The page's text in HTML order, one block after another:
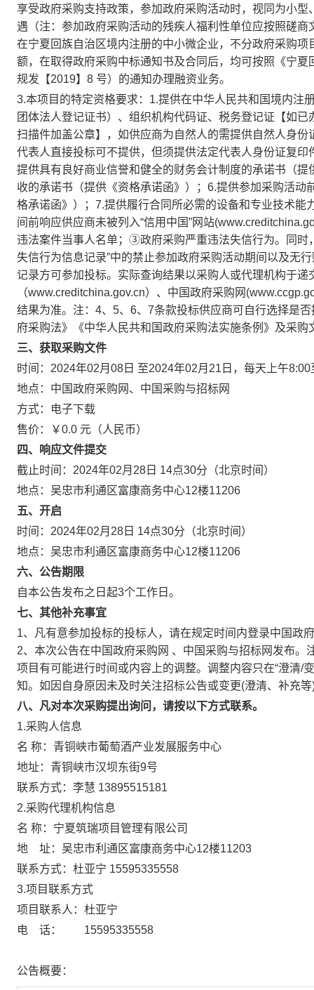
享受政府采购支持政策，参加政府采购活动时，视同为小
遇（注：参加政府采购活动的残疾人福利性单位应按照磋
在宁夏回族自治区境内注册的中小微企业，不分政府采购
额，在取得政府采购中标通知书及合同后，均可按照《宁
规发【2019】8 号）的通知办理融资业务。
3.本项目的特定资格要求：1.提供在中华人民共和国境内注
团体法人登记证书）、组织机构代码证、税务登记证【如
扫描件加盖公章】，如供应商为自然人的需提供自然人身
代表人直接投标可不提供，但须提供法定代表人身份证复
提供具有良好商业信誉和健全的财务会计制度的承诺书（
收的承诺书（提供《资格承诺函》）；6.提供参加采购活
格承诺函》）；7.提供履行合同所必需的设备和专业技术
间前响应供应商未被列入“信用中国”网站
违法案件当事人名单；③政府采购严重违法失信行为。同时
失信行为信息记录”中的禁止参加政府采购活动期间以及无
记录方可参加投标。实际查询结果以采购人或代理机构于递
（www.creditchina.gov.cn）、中国政府采购网
结果为准。注：4、5、6、7条款投标供应商可自行选择是
府采购法》《中华人民共和国政府采购法实施条例》及采
三、获取采购文件
时间：2024年02月08日 至2024年02月21日，每天上午
地点：中国政府采购网、中国采购与招标网
方式：电子下载
售价：￥0.0 元（人民币）
四、响应文件提交
截止时间：2024年02月28日 14点30分（北京时间）
地点：吴忠市利通区富康商务中心12楼11206
五、开启
时间：2024年02月28日 14点30分（北京时间）
地点：吴忠市利通区富康商务中心12楼11206
六、公告期限
自本公告发布之日起3个工作日。
七、其他补充事宜
1、凡有意参加投标的投标人，请在规定时间内登录中国政
2、本次公告在中国政府采购网 、中国采购与招标网发布
项目有可能进行时间或内容上的调整。调整内容只在“澄清/
知。如因自身原因未及时关注招标公告或变更(澄清、补充
八、凡对本次采购提出询问，请按以下方式联系。
1.采购人信息
名 称：青铜峡市葡萄酒产业发展服务中心
地址：青铜峡市汉坝东街9号
联系方式：李慧 13895515181
2.采购代理机构信息
名 称：宁夏筑瑞项目管理有限公
地 址：吴忠市利通区富康商务中心
联系方式：杜亚宁 15595335558
3.项目联系方式
项目联系人：杜亚宁
电 话： 15595335558
公告概要：